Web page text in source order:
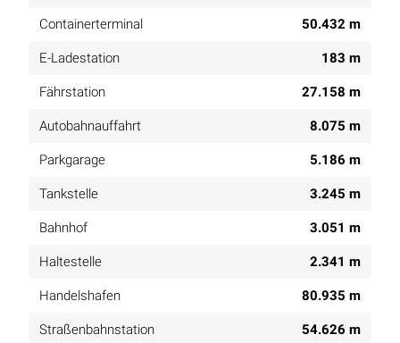
Containerterminal 50.432 m
E-Ladestation 183 m
Fährstation 27.158 m
Autobahnauffahrt 8.075 m
Parkgarage 5.186 m
Tankstelle 3.245 m
Bahnhof 3.051 m
Haltestelle 2.341 m
Handelshafen 80.935 m
Straßenbahnstation 54.626 m